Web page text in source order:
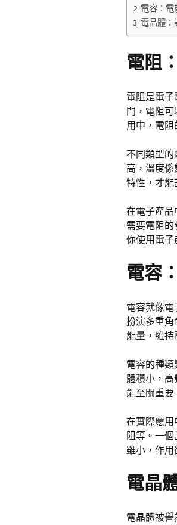
電容：電
電晶體：
電阻
電阻是電
門，電阻
用中，電阻
不同類型
高，溫度
特性，才能
在電子產品
需要電阻
你使用電子
電容
電容就像
扮演多重角
能量，維持
電容的種
體積小，高
能至關重要
在實際應用
阻等。一
雖小，作用
電晶
電晶體被